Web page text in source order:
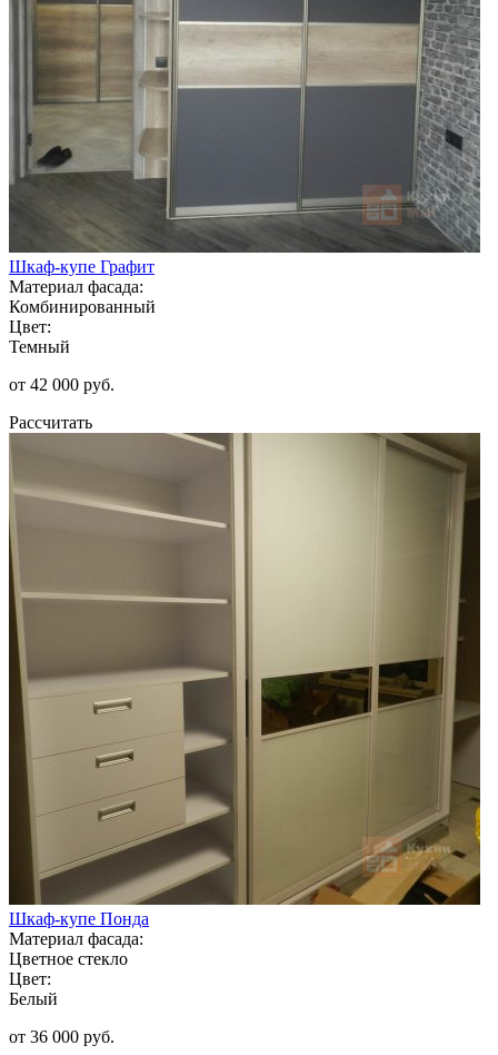
Шкаф-купе Графит
Материал фасада:
Комбинированный
Цвет:
Темный
от 42 000 руб.
Рассчитать
Шкаф-купе Понда
Материал фасада:
Цветное стекло
Цвет:
Белый
от 36 000 руб.